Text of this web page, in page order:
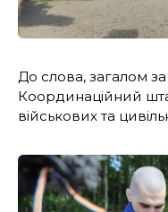
До слова, загалом за
Координаційний
військових та